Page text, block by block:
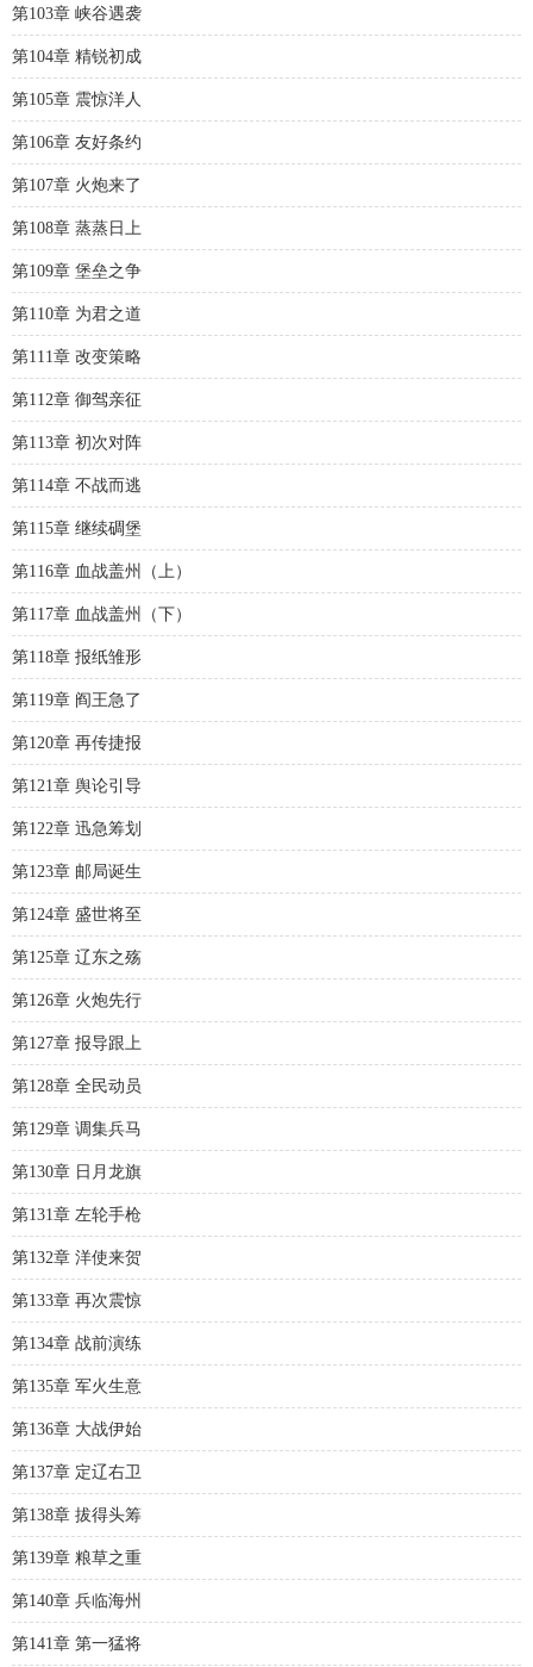
第103章 峡谷遇袭
第104章 精锐初成
第105章 震惊洋人
第106章 友好条约
第107章 火炮来了
第108章 蒸蒸日上
第109章 堡垒之争
第110章 为君之道
第111章 改变策略
第112章 御驾亲征
第113章 初次对阵
第114章 不战而逃
第115章 继续碉堡
第116章 血战盖州（上）
第117章 血战盖州（下）
第118章 报纸雏形
第119章 阎王急了
第120章 再传捷报
第121章 舆论引导
第122章 迅急筹划
第123章 邮局诞生
第124章 盛世将至
第125章 辽东之殇
第126章 火炮先行
第127章 报导跟上
第128章 全民动员
第129章 调集兵马
第130章 日月龙旗
第131章 左轮手枪
第132章 洋使来贺
第133章 再次震惊
第134章 战前演练
第135章 军火生意
第136章 大战伊始
第137章 定辽右卫
第138章 拔得头筹
第139章 粮草之重
第140章 兵临海州
第141章 第一猛将